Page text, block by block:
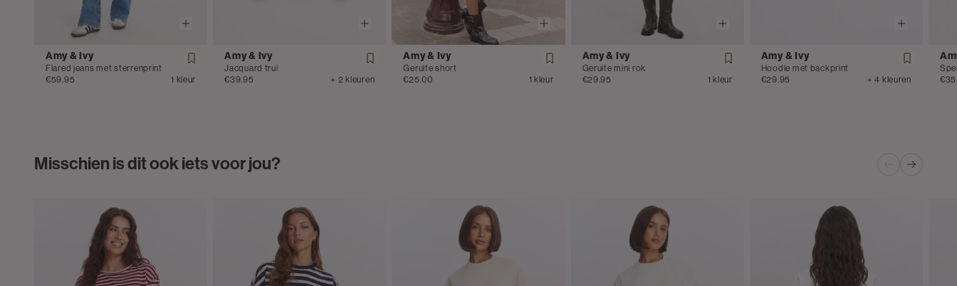
Amy & Ivy
Flared jeans met sterrenprint
€59.95
1 kleur
Amy & Ivy
Jacquard trui
€39.95
+ 2 kleuren
Amy & Ivy
Geruite short
€25.00
1 kleur
Amy & Ivy
Geruite mini rok
€29.95
1 kleur
Amy & Ivy
Hoodie met backprint
€29.95
+ 4 kleuren
Misschien is dit ook iets voor jou?